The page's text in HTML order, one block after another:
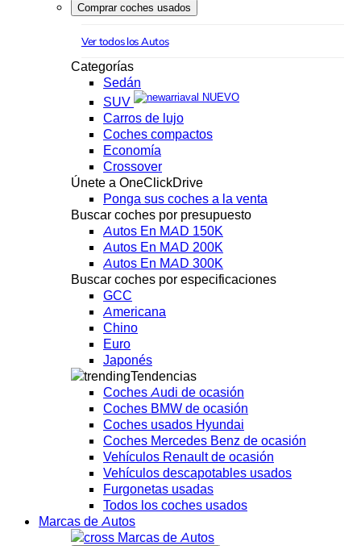
Comprar coches usados
Ver todos los Autos
Categorías
Sedán
SUV
NUEVO
Carros de lujo
Coches compactos
Economía
Crossover
Únete a OneClickDrive
Ponga sus coches a la venta
Buscar coches por presupuesto
Autos En MAD 150K
Autos En MAD 200K
Autos En MAD 300K
Buscar coches por especificaciones
GCC
Americana
Chino
Euro
Japonés
Tendencias
Coches Audi de ocasión
Coches BMW de ocasión
Coches usados Hyundai
Coches Mercedes Benz de ocasión
Vehículos Renault de ocasión
Vehículos descapotables usados
Furgonetas usadas
Todos los coches usados
Marcas de Autos
Marcas de Autos